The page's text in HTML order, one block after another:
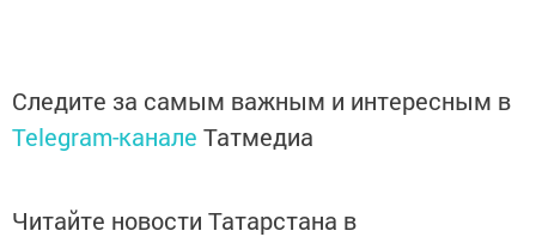
Следите за самым важным и интересным в
Telegram-канале Татмедиа
Читайте новости Татарстана в